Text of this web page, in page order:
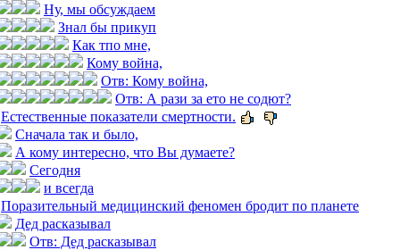
Ну, мы обсуждаем
Знал бы прикуп
Как тпо мне,
Кому война,
Отв: Кому война,
Отв: А рази за ето не содют?
Естественные показатели смертности.
Сначала так и было,
А кому интересно, что Вы думаете?
Сегодня
и всегда
Поразительный медицинский феномен бродит по планете
Дед расказывал
Отв: Дед расказывал